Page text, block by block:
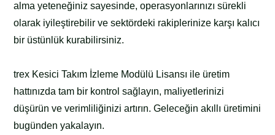
alma yeteneğiniz sayesinde, operasyonlarınızı sürekli
olarak iyileştirebilir ve sektördeki rakiplerinize karşı kalıcı
bir üstünlük kurabilirsiniz.
trex Kesici Takım İzleme Modülü Lisansı ile üretim
hattınızda tam bir kontrol sağlayın, maliyetlerinizi
düşürün ve verimliliğinizi artırın. Geleceğin akıllı üretimini
bugünden yakalayın.